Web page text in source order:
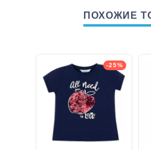
ПОХОЖИЕ
-25%